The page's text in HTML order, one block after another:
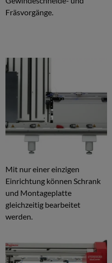
Fräsvorgänge.
Mit nur einer einzigen
Einrichtung können Schrank
und Montageplatte
gleichzeitig bearbeitet
werden.